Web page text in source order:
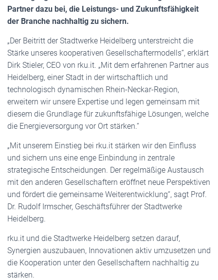
Partner dazu bei, die Leistungs- und Zukunftsfähigkeit
der Branche nachhaltig zu sichern.
„Der Beitritt der Stadtwerke Heidelberg unterstreicht die
Stärke unseres kooperativen Gesellschaftermodells“, erklärt
Dirk Stieler, CEO von rku.it. „Mit dem erfahrenen Partner aus
Heidelberg, einer Stadt in der wirtschaftlich und
technologisch dynamischen Rhein-Neckar-Region,
erweitern wir unsere Expertise und legen gemeinsam mit
diesem die Grundlage für zukunftsfähige Lösungen, welche
die Energieversorgung vor Ort stärken.“
„Mit unserem Einstieg bei rku.it stärken wir den Einfluss
und sichern uns eine enge Einbindung in zentrale
strategische Entscheidungen. Der regelmäßige Austausch
mit den anderen Gesellschaftern eröffnet neue Perspektiven
und fördert die gemeinsame Weiterentwicklung“, sagt Prof.
Dr. Rudolf Irmscher, Geschäftsführer der Stadtwerke
Heidelberg.
rku.it und die Stadtwerke Heidelberg setzen darauf,
Synergien auszubauen, Innovationen aktiv umzusetzen und
die Kooperation unter den Gesellschaftern nachhaltig zu
stärken.